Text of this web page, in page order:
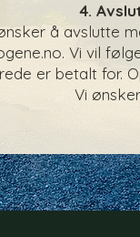
4.
å avslutte
. Vi vil
er betalt for.
Vi